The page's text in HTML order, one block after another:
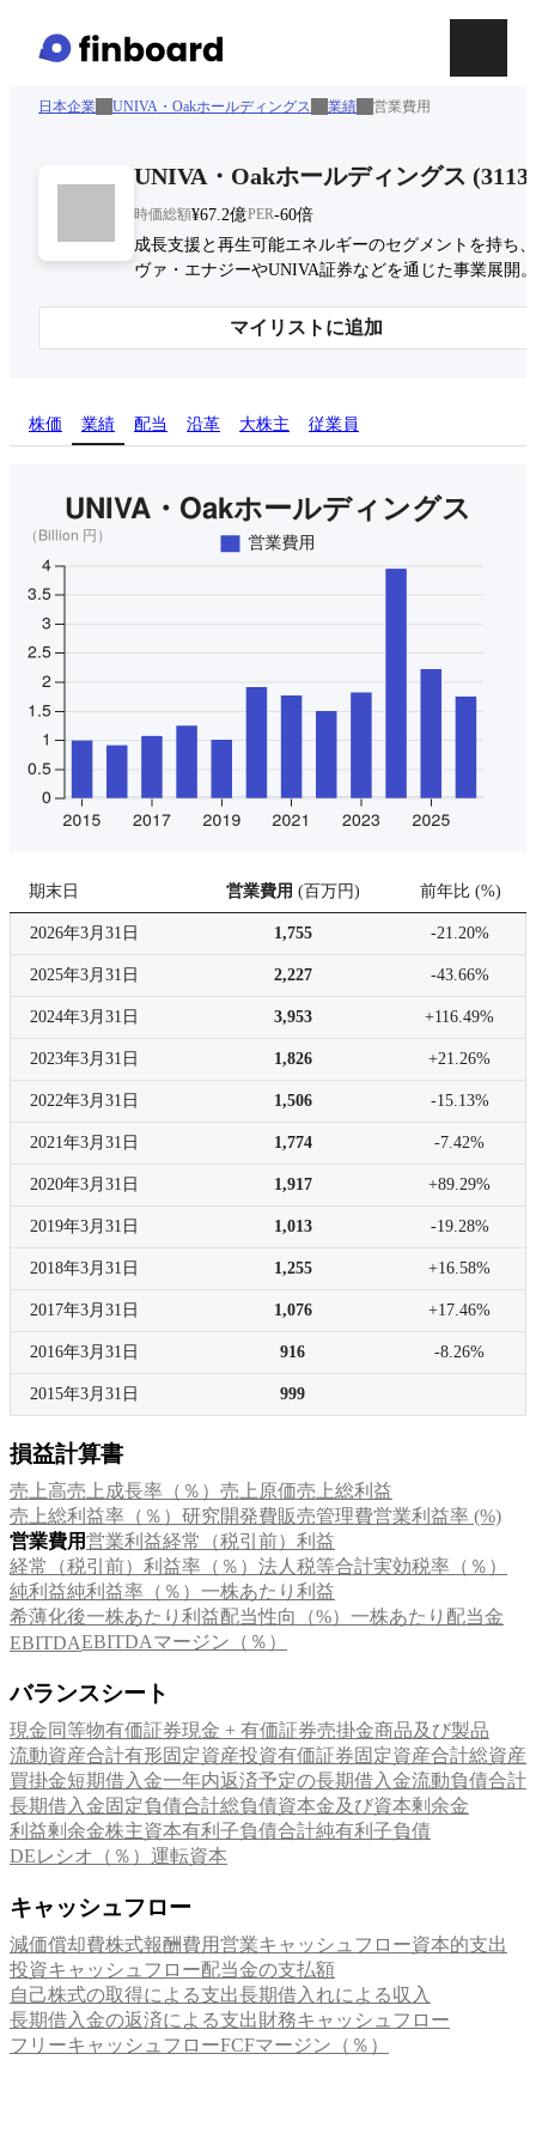
日本企業 UNIVA・Oakホールディングス 業績 営業費用
UNIVA・Oakホールディングス (3113
時価総額¥67.2億PER-60倍
成長支援と再生可能エネルギーのセグメントを持ち
ヴァ・エナジーやUNIVA証券などを通じた事業展開。
マイリストに追加
株価 業績 配当 沿革 大株主 従業員
期末日 営業費用 (百万円) 前年比 (%)
2026年3月31日 1,755 -21.20%
2025年3月31日 2,227 -43.66%
2024年3月31日 3,953 +116.49%
2023年3月31日 1,826 +21.26%
2022年3月31日 1,506 -15.13%
2021年3月31日 1,774 -7.42%
2020年3月31日 1,917 +89.29%
2019年3月31日 1,013 -19.28%
2018年3月31日 1,255 +16.58%
2017年3月31日 1,076 +17.46%
2016年3月31日 916 -8.26%
2015年3月31日 999
損益計算書
売上高売上成長率（％） 売上原価売上総利益
売上総利益率（％） 研究開発費販売管理費営業利益率 (%)
営業費用営業利益経常（税引前）利益
経常（税引前）利益率（％） 法人税等合計実効税率（％）
純利益純利益率（％） 一株あたり利益
希薄化後一株あたり利益配当性向（%） 一株あたり配当金
EBITDAEBITDAマージン（％）
バランスシート
現金同等物有価証券現金 + 有価証券売掛金商品及び製品
流動資産合計有形固定資産投資有価証券固定資産合計総資産
買掛金短期借入金一年内返済予定の長期借入金流動負債合計
長期借入金固定負債合計総負債資本金及び資本剰余金
利益剰余金株主資本有利子負債合計純有利子負債
DEレシオ（％） 運転資本
キャッシュフロー
減価償却費株式報酬費用営業キャッシュフロー資本的支出
投資キャッシュフロー配当金の支払額
自己株式の取得による支出長期借入れによる収入
長期借入金の返済による支出財務キャッシュフロー
フリーキャッシュフローFCFマージン（％）